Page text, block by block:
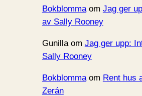
Bokblommaom Jag ger
av Sally Rooney
Gunillaom Jag ger upp:
Sally Rooney
Bokblommaom Rent hus
Zerán